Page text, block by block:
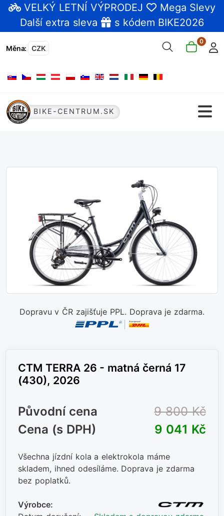
VELKÝ LETNÍ VÝPRODEJ
Mega Slevy
Další extra sleva
s kódem BIKE2026
Měna: CZK
0
Zvolte jazyk
BIKE-CENTRUM.SK
Dopravu v ČR zajišťuje PPL. Doprava je zdarma.
CTM TERRA 26 - matná černá 17
(430), 2026
Původní cena
9 800 Kč
Cena (s DPH)
9 041 Kč
Všechna jízdní kola a elektrokola máme
skladem, ihned odesíláme. Doprava je zdarma
bez poplatků.
Výrobce: